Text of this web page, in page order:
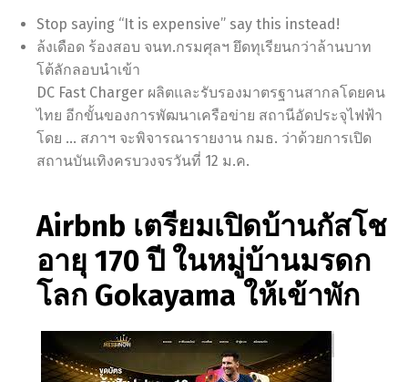
Stop saying “It is expensive” say this instead!
ล้งเดือด ร้องสอบ จนท.กรมศุลฯ ยึดทุเรียนกว่าล้านบาท
โต้ลักลอบนำเข้า
DC Fast Charger ผลิตและรับรองมาตรฐานสากลโดยคน
ไทย อีกขั้นของการพัฒนาเครือข่าย สถานีอัดประจุไฟฟ้า
โดย … สภาฯ จะพิจารณารายงาน กมธ. ว่าด้วยการเปิด
สถานบันเทิงครบวงจรวันที่ 12 ม.ค.
Airbnb เตรียมเปิดบ้านกัสโช
อายุ 170 ปี ในหมู่บ้านมรดก
โลก Gokayama ให้เข้าพัก